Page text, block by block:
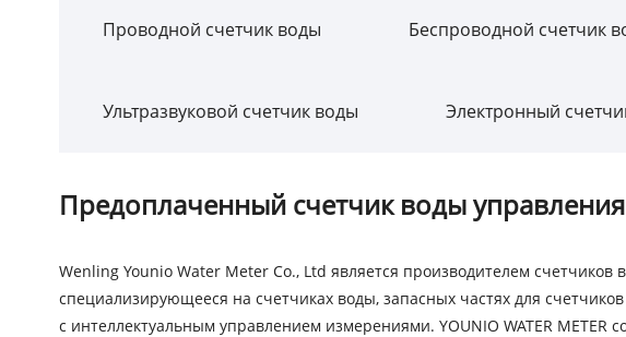
Проводной счетчик воды Беспроводной счетчик
Ультразвуковой счетчик воды Электронный
Предоплаченный счетчик воды
Wenling Younio Water Meter Co., Ltd является производителем
специализирующееся на счетчиках воды, запасных частях для
с интеллектуальным управлением измерениями. YOUNIO WATER